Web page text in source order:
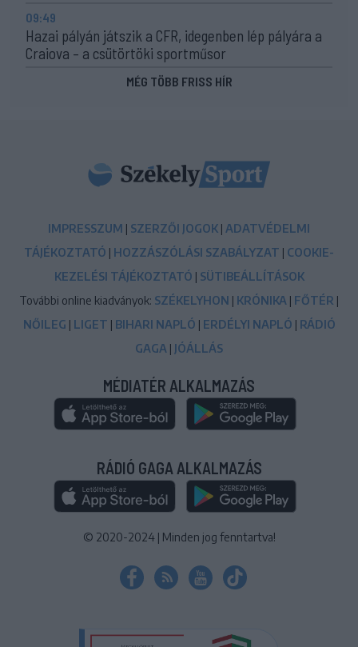
09:49
Hazai pályán játszik a CFR, idegenben lép pályára a
Craiova – a csütörtöki sportműsor
MÉG TÖBB FRISS HÍR
IMPRESSZUM | SZERZŐI JOGOK | ADATVÉDELMI
TÁJÉKOZTATÓ | HOZZÁSZÓLÁSI SZABÁLYZAT | COOKIE-
KEZELÉSI TÁJÉKOZTATÓ | SÜTIBEÁLLÍTÁSOK
További online kiadványok: SZÉKELYHON | KRÓNIKA | FŐTÉR |
NŐILEG | LIGET | BIHARI NAPLÓ | ERDÉLYI NAPLÓ | RÁDIÓ
GAGA | JÓÁLLÁS
MÉDIATÉR ALKALMAZÁS
RÁDIÓ GAGA ALKALMAZÁS
© 2020-2024 | Minden jog fenntartva!